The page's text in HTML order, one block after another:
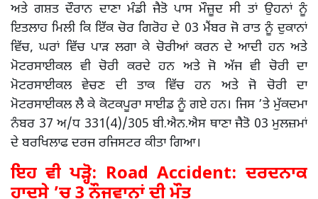
ਅਤੇ ਗਸ਼ਤ ਦੌਰਾਨ ਦਾਣਾ ਮੰਡੀ ਜੈਤੋ ਪਾਸ ਮੌਜ਼ੂਦ ਸੀ ਤਾਂ ਉਹਨਾਂ ਨੂੰ
ਇਤਲਾਹ ਮਿਲੀ ਕਿ ਇੱਕ ਚੋਰ ਗਿਰੋਹ ਦੇ 03 ਮੈਂਬਰ ਜੋ ਰਾਤ ਨੂੰ ਦੁਕਾਨਾਂ
ਵਿੱਚ, ਘਰਾਂ ਵਿੱਚ ਪਾੜ ਲਗਾ ਕੇ ਚੋਰੀਆਂ ਕਰਨ ਦੇ ਆਦੀ ਹਨ ਅਤੇ
ਮੋਟਰਸਾਈਕਲ ਵੀ ਚੋਰੀ ਕਰਦੇ ਹਨ ਅਤੇ ਜੋ ਅੱਜ ਵੀ ਚੋਰੀ ਦਾ
ਮੋਟਰਸਾਈਕਲ ਵੇਚਣ ਦੀ ਤਾਕ ਵਿੱਚ ਹਨ ਅਤੇ ਜੋ ਚੋਰੀ ਦਾ
ਮੋਟਰਸਾਈਕਲ ਲੈ ਕੇ ਕੋਟਕਪੂਰਾ ਸਾਈਡ ਨੂੰ ਗਏ ਹਨ। ਜਿਸ ’ਤੇ ਮੁੱਕਦਮਾ
ਨੰਬਰ 37 ਅ/ਧ 331(4)/305 ਬੀ.ਐਨ.ਐਸ ਥਾਣਾ ਜੈਤੋ 03 ਮੁਲਜ਼ਮਾਂ
ਦੇ ਬਰਖਿਲਾਫ ਦਰਜ ਰਜਿਸਟਰ ਕੀਤਾ ਗਿਆ।
ਇਹ ਵੀ ਪੜ੍ਹੋ: Road Accident: ਦਰਦਨਾਕ
ਹਾਦਸੇ ’ਚ 3 ਨੌਜਵਾਨਾਂ ਦੀ ਮੌਤ